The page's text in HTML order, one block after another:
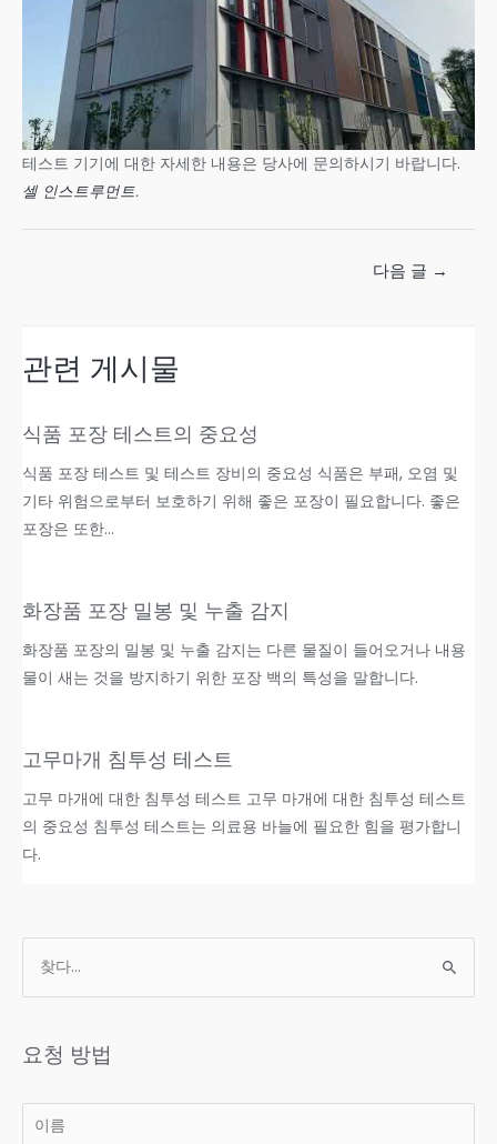
테스트 기기에 대한 자세한 내용은 당사에 문의하시기 바랍니다.
셀 인스트루먼트.
다음 글 →
관련 게시물
식품 포장 테스트의 중요성
식품 포장 테스트 및 테스트 장비의 중요성 식품은 부패, 오염 및
기타 위험으로부터 보호하기 위해 좋은 포장이 필요합니다. 좋은
포장은 또한…
화장품 포장 밀봉 및 누출 감지
화장품 포장의 밀봉 및 누출 감지는 다른 물질이 들어오거나 내용
물이 새는 것을 방지하기 위한 포장 백의 특성을 말합니다.
고무마개 침투성 테스트
고무 마개에 대한 침투성 테스트 고무 마개에 대한 침투성 테스트
의 중요성 침투성 테스트는 의료용 바늘에 필요한 힘을 평가합니
다.
요청 방법